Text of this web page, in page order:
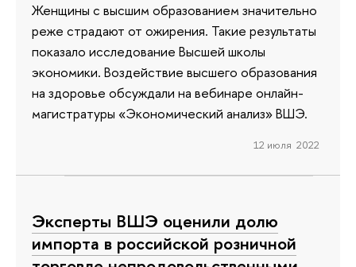
Женщины с высшим образованием значительно
реже страдают от ожирения. Такие результаты
показало исследование Высшей школы
экономики. Воздействие высшего образования
на здоровье обсуждали на вебинаре онлайн-
магистратуры «Экономический анализ» ВШЭ.
12 июля 2022
Эксперты ВШЭ оценили долю
импорта в российской розничной